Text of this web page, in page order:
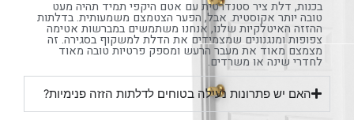
בכנות, דלת ציר סטנדרטית עם אטם היקפי תמיד תהיה מעט
טובה יותר אקוסטית. אבל, הפער הצטמצם משמעותית. בדלתות
ההזזה האיטלקיות שלנו, אנחנו משתמשים במברשות אטימה
צפופות ומנגנונים שמצמידים את הדלת למשקוף בסגירה. זה
מצמצם מאוד את מעבר הרעש ומספק פרטיות טובה מאוד
לחדרי שינה או משרדים.
האם יש פתרונות נעילה בטוחים לדלתות הזזה פנימיות?